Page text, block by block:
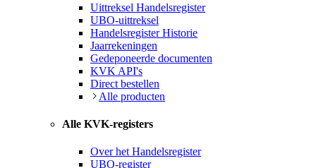
Uittreksel Handelsregister
UBO-uittreksel
Handelsregister Historie
Jaarrekeningen
Gedeponeerde documenten
KVK API's
Direct bestellen
Alle producten
Alle KVK-registers
Over het Handelsregister
UBO-register